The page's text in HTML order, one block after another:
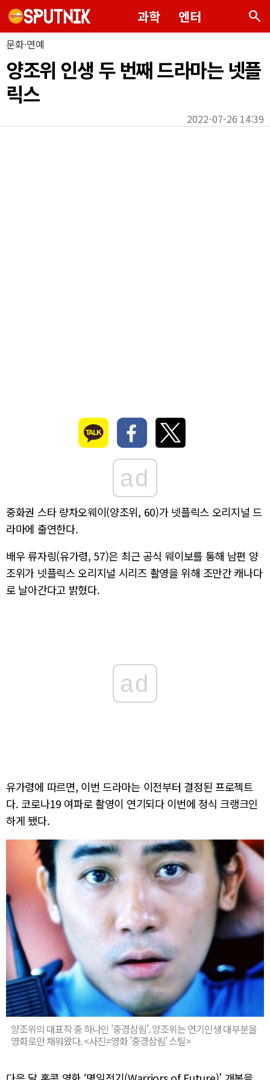
과학 엔터 search
문화·연예
양조위 인생 두 번째 드라마는 넷플
릭스
2022-07-26 14:39
ad
중화권 스타 량차오웨이(양조위, 60)가 넷플릭스 오리지널 드
라마에 출연한다.
배우 류자링(유가령, 57)은 최근 공식 웨이보를 통해 남편 양
조위가 넷플릭스 오리지널 시리즈 촬영을 위해 조만간 캐나다
로 날아간다고 밝혔다.
ad
유가령에 따르면, 이번 드라마는 이전부터 결정된 프로젝트
다. 코로나19 여파로 촬영이 연기되다 이번에 정식 크랭크인
하게 됐다.
양조위의 대표작 중 하나인 '중경삼림'. 양조위는 연기인생 대부분을
영화로만 채워왔다. <사진=영화 '중경삼림' 스틸>